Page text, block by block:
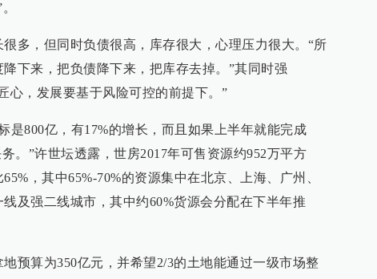
多，但同时负债很高，库存很大，心理压力很大。“所
下来，把负债降下来，把库存去掉。”其同时强
心，发展要基于风险可控的前提下。”
是800亿，有17%的增长，而且如果上半年就能完成
。”许世坛透露，世房2017年可售资源约952万平方
，其中65%-70%的资源集中在北京、上海、广州、
及强二线城市，其中约60%货源会分配在下半年推
预算为350亿元，并希望2/3的土地能通过一级市场整